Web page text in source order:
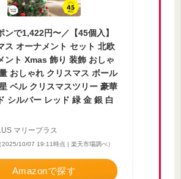
ンで1,422円〜／【45個入】
ス オーナメント セット 北欧
ント Xmas 飾り 装飾 おしゃ
おしゃれ クリスマス ボール
ベル クリスマスツリー 豪華
シルバー レッド 緑 金 銀 白
マリープラス
2025/10/07 19:11時点 | 楽天市場調べ）
Amazonで探す